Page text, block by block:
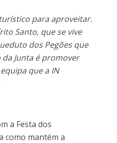
para aproveitar.
Santo, que se vive
dos Pegões que
Junta é promover
que a IN
a Festa dos
como mantém a